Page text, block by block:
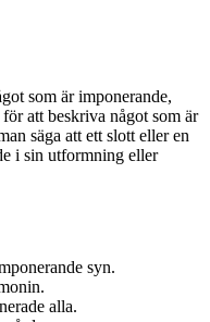
som är imponerande,
att beskriva något som är
säga att ett slott eller en
i sin utformning eller
syn.
alla.